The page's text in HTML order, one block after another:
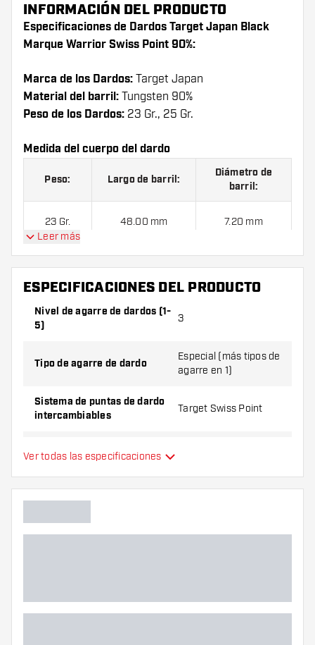
INFORMACIÓN DEL PRODUCTO
Especificaciones de Dardos Target Japan Black
Marque Warrior Swiss Point 90%:
Marca de los Dardos: Target Japan
Material del barril: Tungsten 90%
Peso de los Dardos: 23 Gr., 25 Gr.
Medida del cuerpo del dardo
Peso: Largo de barril:
Diámetro de
barril:
23 Gr. 48.00 mm 7.20 mm
Dardos Target Japan Black Marque Warrior Swiss
1 juego de cañas (3 cañas) y 1 juego de plumas (3
plumas).
Leer más
ESPECIFICACIONES DEL PRODUCTO
Nivel de agarre de dardos (1-
5)
3
Tipo de agarre de dardo
Especial (más tipos de
agarre en 1)
Sistema de puntas de dardo
intercambiables
Target Swiss Point
Material de dardo Tungsten 90%
Forma de nariz de dardo
Ver todas las especificaciones